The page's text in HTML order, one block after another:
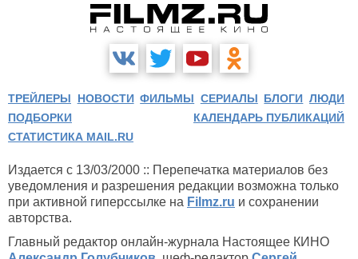
ТРЕЙЛЕРЫ НОВОСТИ ФИЛЬМЫ СЕРИАЛЫ БЛОГИ ЛЮДИ
ПОДБОРКИ
КАЛЕНДАРЬ ПУБЛИКАЦИЙ
СТАТИСТИКА MAIL.RU
Издается с 13/03/2000 :: Перепечатка материалов без
уведомления и разрешения редакции возможна только
при активной гиперссылке на Filmz.ru и сохранении
авторства.
Главный редактор онлайн-журнала Настоящее КИНО